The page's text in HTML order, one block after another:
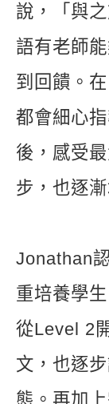
說，「與
語有老師
到回饋。
都會細心
後，感受
步，也逐
Jonathan
重培養學
從Level 2
文，也逐
態。再加